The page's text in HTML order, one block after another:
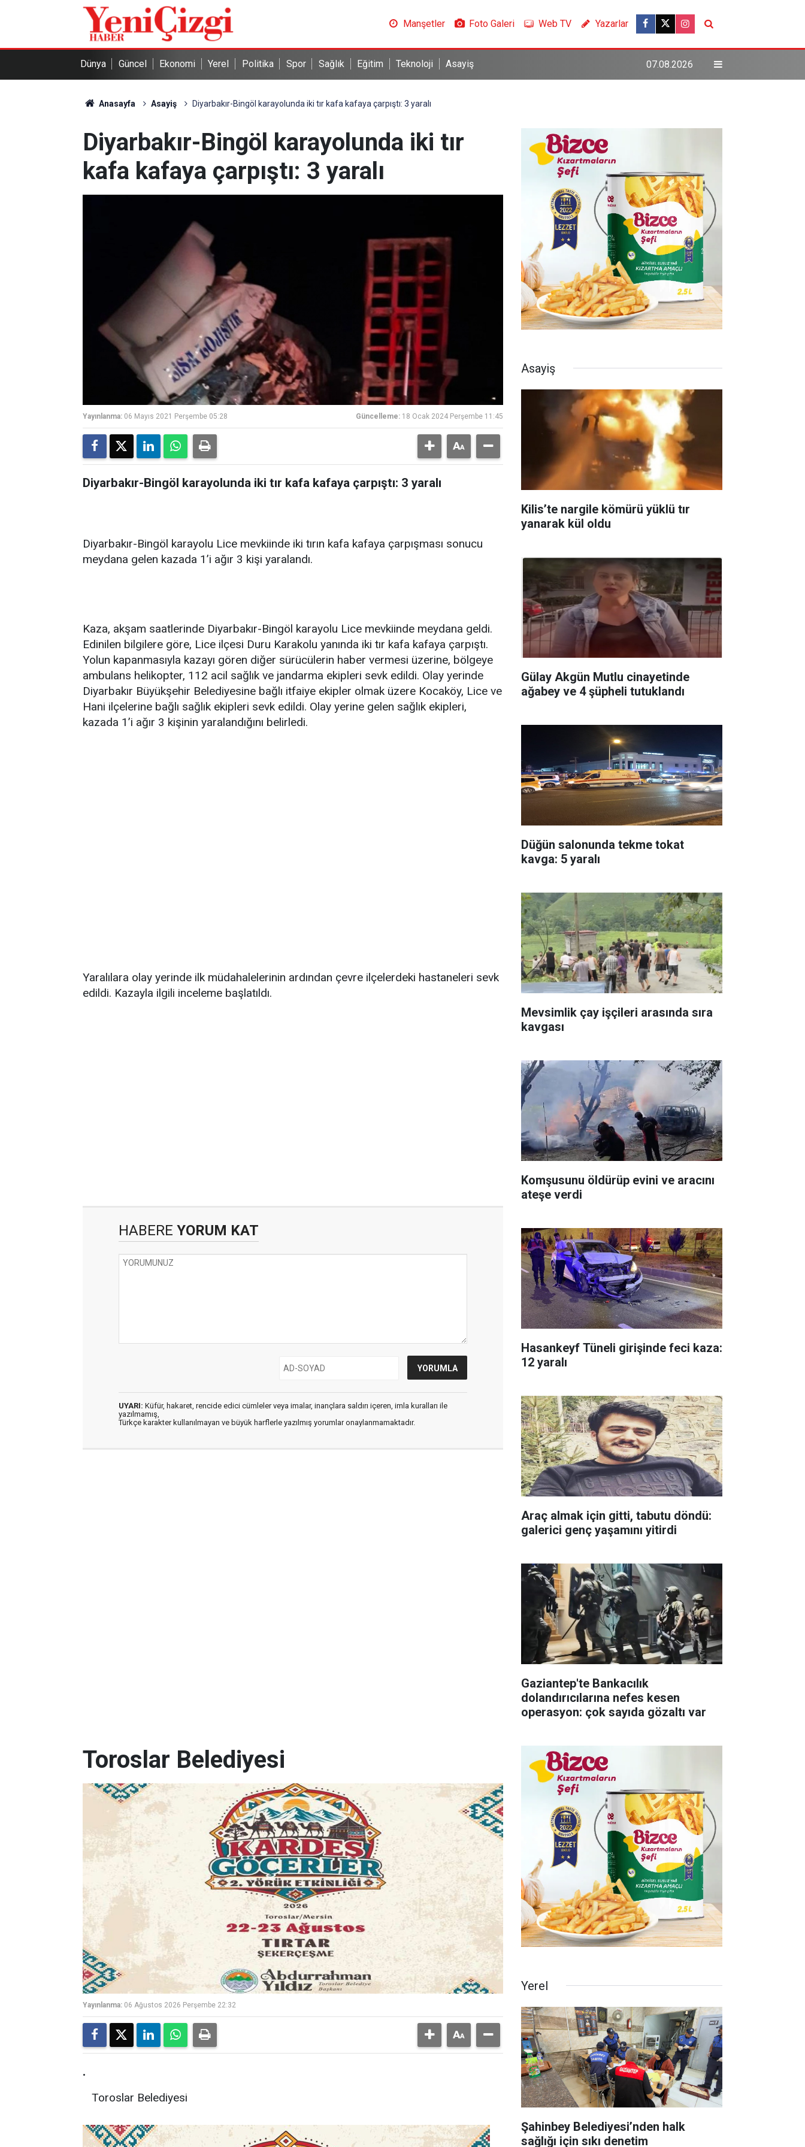
Manşetler Foto Galeri Web TV Yazarlar
Dünya Güncel Ekonomi Yerel Politika Spor Sağlık Eğitim Teknoloji Asayiş 07.08.2026
Anasayfa Asayiş Diyarbakır-Bingöl karayolunda iki tır kafa kafaya çarpıştı: 3 yaralı
Diyarbakır-Bingöl karayolunda iki tır
kafa kafaya çarpıştı: 3 yaralı
Yayınlanma: 06 Mayıs 2021 Perşembe 05:28 Güncelleme: 18 Ocak 2024 Perşembe 11:45
Diyarbakır-Bingöl karayolunda iki tır kafa kafaya çarpıştı: 3 yaralı
Diyarbakır-Bingöl karayolu Lice mevkiinde iki tırın kafa kafaya çarpışması sonucu
meydana gelen kazada 1’i ağır 3 kişi yaralandı.
Kaza, akşam saatlerinde Diyarbakır-Bingöl karayolu Lice mevkiinde meydana geldi.
Edinilen bilgilere göre, Lice ilçesi Duru Karakolu yanında iki tır kafa kafaya çarpıştı.
Yolun kapanmasıyla kazayı gören diğer sürücülerin haber vermesi üzerine, bölgeye
ambulans helikopter, 112 acil sağlık ve jandarma ekipleri sevk edildi. Olay yerinde
Diyarbakır Büyükşehir Belediyesine bağlı itfaiye ekipler olmak üzere Kocaköy, Lice ve
Hani ilçelerine bağlı sağlık ekipleri sevk edildi. Olay yerine gelen sağlık ekipleri,
kazada 1’i ağır 3 kişinin yaralandığını belirledi.
Yaralılara olay yerinde ilk müdahalelerinin ardından çevre ilçelerdeki hastaneleri sevk
edildi. Kazayla ilgili inceleme başlatıldı.
HABERE YORUM KAT
UYARI: Küfür, hakaret, rencide edici cümleler veya imalar, inançlara saldırı içeren, imla kuralları ile
yazılmamış,
Türkçe karakter kullanılmayan ve büyük harflerle yazılmış yorumlar onaylanmamaktadır.
Asayiş
Kilis’te nargile kömürü yüklü tır
yanarak kül oldu
Gülay Akgün Mutlu cinayetinde
ağabey ve 4 şüpheli tutuklandı
Düğün salonunda tekme tokat
kavga: 5 yaralı
Mevsimlik çay işçileri arasında sıra
kavgası
Komşusunu öldürüp evini ve aracını
ateşe verdi
Hasankeyf Tüneli girişinde feci kaza:
12 yaralı
Araç almak için gitti, tabutu döndü:
galerici genç yaşamını yitirdi
Gaziantep'te Bankacılık
dolandırıcılarına nefes kesen
operasyon: çok sayıda gözaltı var
Toroslar Belediyesi
Yayınlanma: 06 Ağustos 2026 Perşembe 22:32
.
Toroslar Belediyesi
Yerel
Şahinbey Belediyesi’nden halk
sağlığı için sıkı denetim